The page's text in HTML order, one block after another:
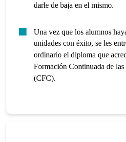
darle de baja en el mismo.
Una vez que los alumnos
unidades con éxito, se les
ordinario el diploma que
Formación Continuada de
(CFC).